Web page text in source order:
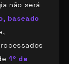
não será
baseado
1º de